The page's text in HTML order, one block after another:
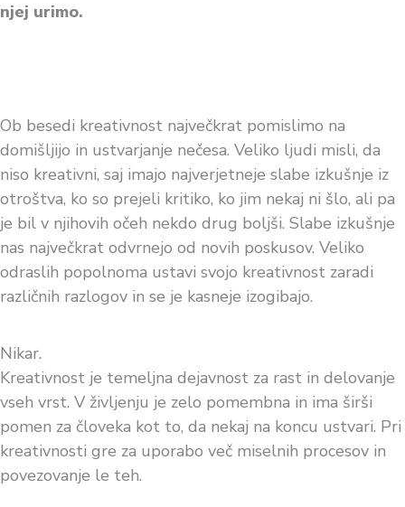
njej urimo.
Ob besedi kreativnost največkrat pomislimo na
domišljijo in ustvarjanje nečesa. Veliko ljudi misli, da
niso kreativni, saj imajo najverjetneje slabe izkušnje iz
otroštva, ko so prejeli kritiko, ko jim nekaj ni šlo, ali pa
je bil v njihovih očeh nekdo drug boljši. Slabe izkušnje
nas največkrat odvrnejo od novih poskusov. Veliko
odraslih popolnoma ustavi svojo kreativnost zaradi
različnih razlogov in se je kasneje izogibajo.
Nikar.
Kreativnost je temeljna dejavnost za rast in delovanje
vseh vrst. V življenju je zelo pomembna in ima širši
pomen za človeka kot to, da nekaj na koncu ustvari. Pri
kreativnosti gre za uporabo več miselnih procesov in
povezovanje le teh.